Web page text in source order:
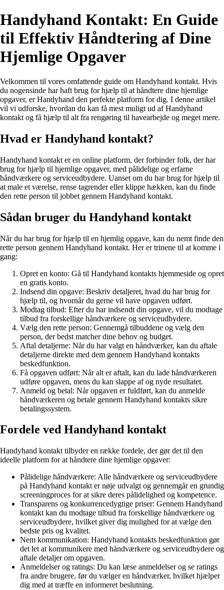
Handyhand Kontakt: En Guide
til Effektiv Håndtering af Dine
Hjemlige Opgaver
Velkommen til vores omfattende guide om Handyhand kontakt. Hvis
du nogensinde har haft brug for hjælp til at håndtere dine hjemlige
opgaver, er Handyhand den perfekte platform for dig. I denne artikel
vil vi udforske, hvordan du kan få mest muligt ud af Handyhand
kontakt og få hjælp til alt fra rengøring til havearbejde og meget mere.
Hvad er Handyhand kontakt?
Handyhand kontakt er en online platform, der forbinder folk, der har
brug for hjælp til hjemlige opgaver, med pålidelige og erfarne
håndværkere og serviceudbydere. Uanset om du har brug for hjælp til
at male et værelse, rense tagrender eller klippe hækken, kan du finde
den rette person til jobbet gennem Handyhand kontakt.
Sådan bruger du Handyhand kontakt
Når du har brug for hjælp til en hjemlig opgave, kan du nemt finde den
rette person gennem Handyhand kontakt. Her er trinene til at komme i
gang:
Opret en konto: Gå til Handyhand kontakts hjemmeside og opret
en gratis konto.
Indsend din opgave: Beskriv detaljeret, hvad du har brug for
hjælp til, og hvornår du gerne vil have opgaven udført.
Modtag tilbud: Efter du har indsendt din opgave, vil du modtage
tilbud fra forskellige håndværkere og serviceudbydere.
Vælg den rette person: Gennemgå tilbuddene og vælg den
person, der bedst matcher dine behov og budget.
Aftal detaljerne: Når du har valgt en håndværker, kan du aftale
detaljerne direkte med dem gennem Handyhand kontakts
beskedfunktion.
Få opgaven udført: Når alt er aftalt, kan du lade håndværkeren
udføre opgaven, mens du kan slappe af og nyde resultatet.
Anmeld og betal: Når opgaven er fuldført, kan du anmelde
håndværkeren og betale gennem Handyhand kontakts sikre
betalingssystem.
Fordele ved Handyhand kontakt
Handyhand kontakt tilbyder en række fordele, der gør det til den
ideelle platform for at håndtere dine hjemlige opgaver:
Pålidelige håndværkere: Alle håndværkere og serviceudbydere
på Handyhand kontakt er nøje udvalgt og gennemgår en grundig
screeningproces for at sikre deres pålidelighed og kompetence.
Transparens og konkurrencedygtige priser: Gennem Handyhand
kontakt kan du modtage tilbud fra forskellige håndværkere og
serviceudbydere, hvilket giver dig mulighed for at vælge den
bedste pris og kvalitet.
Nem kommunikation: Handyhand kontakts beskedfunktion gør
det let at kommunikere med håndværkere og serviceudbydere og
aftale detaljer om opgaven.
Anmeldelser og ratings: Du kan læse anmeldelser og se ratings
fra andre brugere, før du vælger en håndværker, hvilket hjælper
dig med at træffe en informeret beslutning.